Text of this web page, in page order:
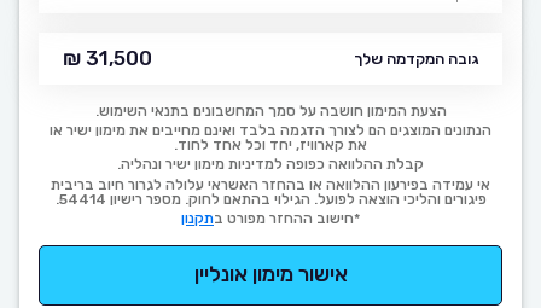
גובה המקדמה שלך 31,500 ₪
הצעת המימון חושבה על סמך המחשבונים בתנאי השימוש.
הנתונים המוצגים הם לצורך הדגמה בלבד ואינם מחייבים את מימון ישיר או
את קארוויז, יחד וכל אחד לחוד.
קבלת ההלוואה כפופה למדיניות מימון ישיר ונהליה.
אי עמידה בפירעון ההלוואה או בהחזר האשראי עלולה לגרור חיוב בריבית
פיגורים והליכי הוצאה לפועל. הגילוי בהתאם לחוק. מספר רישיון 54414.
*חישוב ההחזר מפורט בתקנון
אישור מימון אונליין